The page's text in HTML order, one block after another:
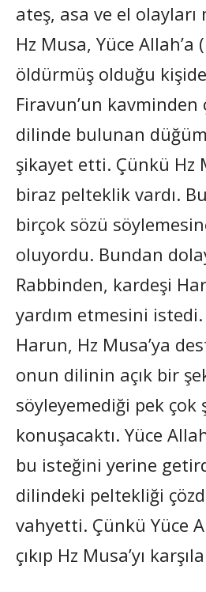
ateş, asa ve el
Hz Musa, Yüce Allah’a
öldürmüş olduğu
Firavun’un
dilinde bulunan
şikayet etti. Çünkü Hz
biraz pelteklik vardı.
birçok sözü
oluyordu. Bundan
Rabbinden, kardeşi
yardım etmesini
Harun, Hz Musa’ya
onun dilinin açık bir
söyleyemediği pek çok
konuşacaktı. Yüce
bu isteğini yerine
dilindeki peltekliği
vahyetti. Çünkü Yüce
çıkıp Hz Musa’yı